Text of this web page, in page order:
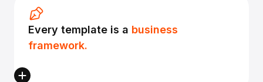
Every template is a business
framework.